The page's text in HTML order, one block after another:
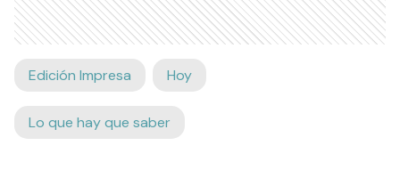
Edición Impresa Hoy
Lo que hay que saber